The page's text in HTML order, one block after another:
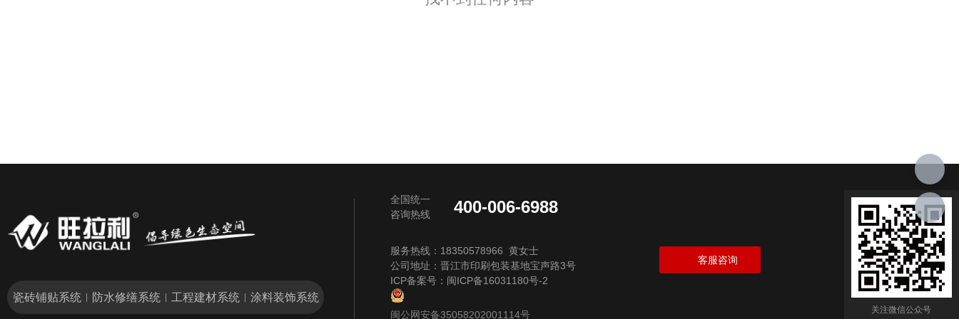
瓷砖铺贴系统 防水修缮系统 工程建材系统 涂料装饰系统
全国统一
咨询热线
400-006-6988
服务热线：18350578966 黄女士
公司地址：晋江市印刷包装基地宝声路3号
ICP备案号： 闽ICP备16031180号-2
闽公网安备35058202001114号
客服咨询
关注微信公众号